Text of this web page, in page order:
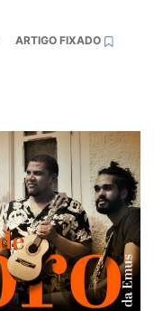
ARTIGO FIXADO